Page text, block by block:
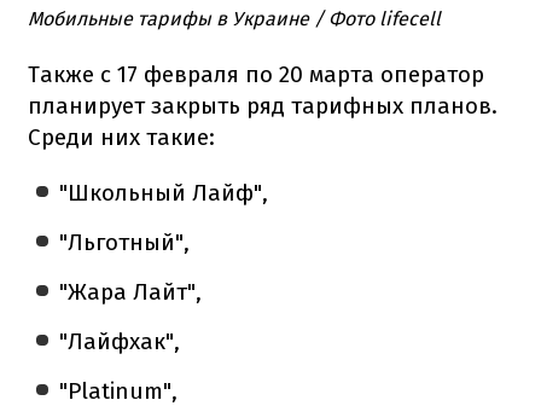
Мобильные тарифы в Украине / Фото lifecell
Также с 17 февраля по 20 марта оператор
планирует закрыть ряд тарифных планов.
Среди них такие:
"Школьный Лайф",
"Льготный",
"Жара Лайт",
"Лайфхак",
"Platinum",